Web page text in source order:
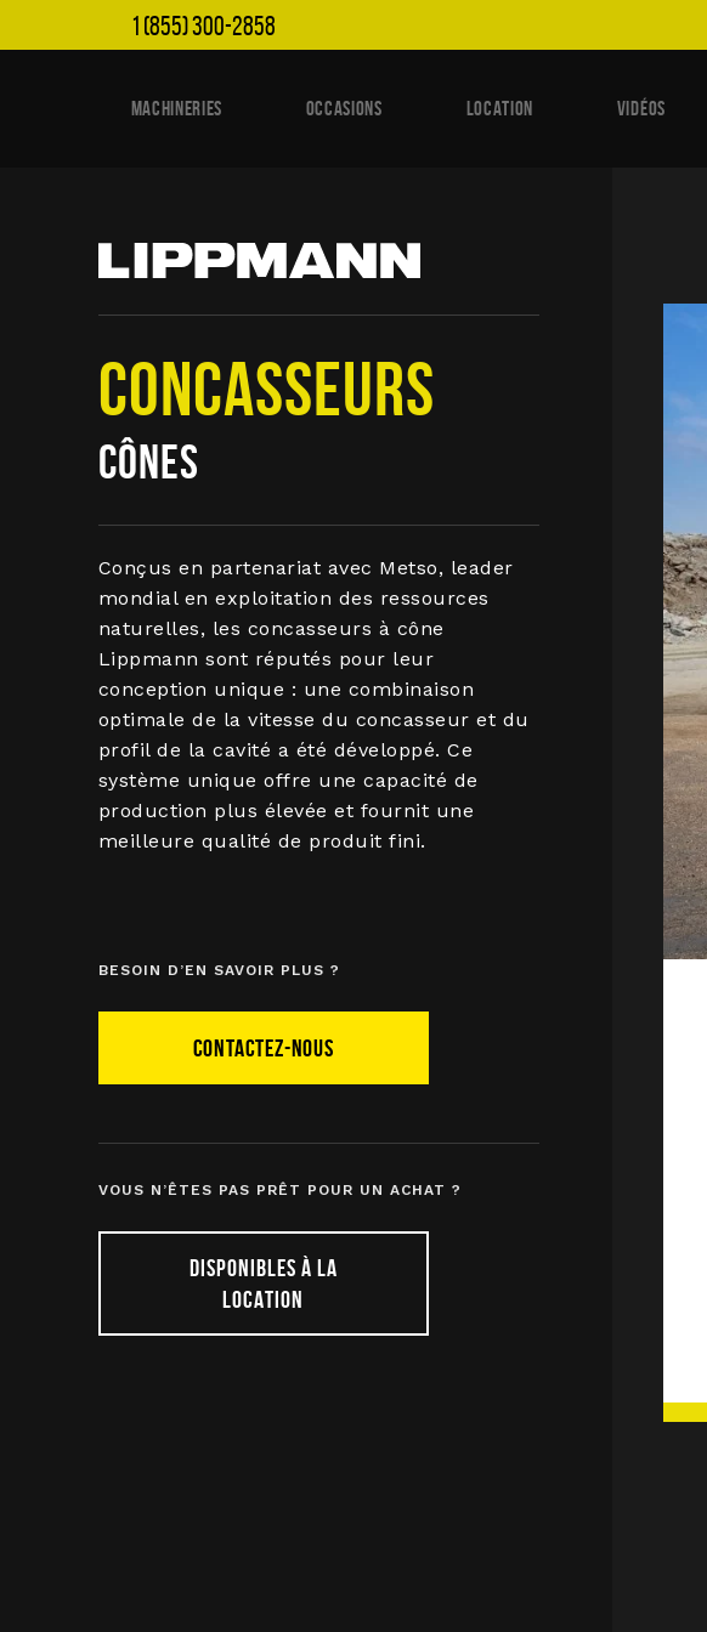
1 (855) 300-2858
MACHINERIES OCCASIONS LOCATION VIDÉOS
CONCASSEURS
CÔNES
Conçus en partenariat avec Metso, leader
mondial en exploitation des ressources
naturelles, les concasseurs à cône
Lippmann sont réputés pour leur
conception unique : une combinaison
optimale de la vitesse du concasseur et du
profil de la cavité a été développé. Ce
système unique offre une capacité de
production plus élevée et fournit une
meilleure qualité de produit fini.
BESOIN D’EN SAVOIR PLUS ?
CONTACTEZ-NOUS
VOUS N’ÊTES PAS PRÊT POUR UN ACHAT ?
DISPONIBLES À LA
LOCATION